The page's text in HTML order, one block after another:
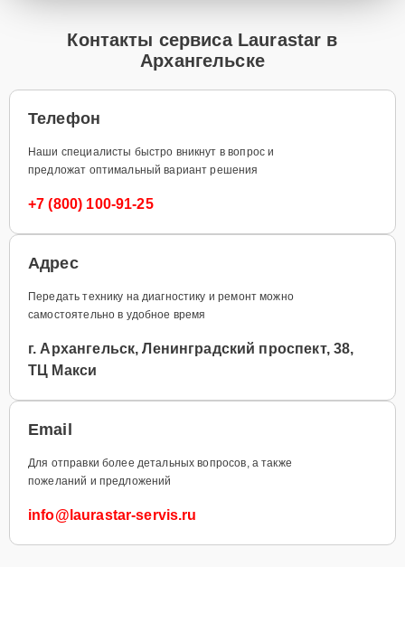
Контакты сервиса Laurastar в
Архангельске
Телефон
Наши специалисты быстро вникнут в вопрос и
предложат оптимальный вариант решения
+7 (800) 100-91-25
Адрес
Передать технику на диагностику и ремонт можно
самостоятельно в удобное время
г. Архангельск, Ленинградский проспект, 38,
ТЦ Макси
Email
Для отправки более детальных вопросов, а также
пожеланий и предложений
info@laurastar-servis.ru